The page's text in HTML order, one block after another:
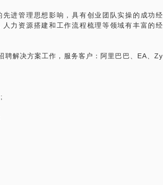
进管理思想影响，具有创业团队实操的成功经
力资源搭建和工作流程梳理等领域有丰富的经
聘解决方案工作，服务客户：阿里巴巴、EA、Zy